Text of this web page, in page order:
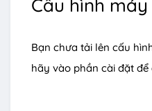
Cấu hình
Bạn chưa tải lên cấu
hãy vào phần cài đặt